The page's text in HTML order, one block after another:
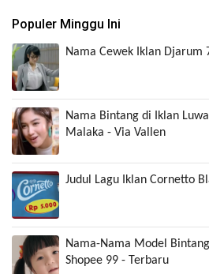
Populer Minggu Ini
Nama Cewek Iklan Djarum
Nama Bintang di Iklan
Malaka - Via Vallen
Judul Lagu Iklan Cornetto
Nama-Nama Model
Shopee 99 - Terbaru